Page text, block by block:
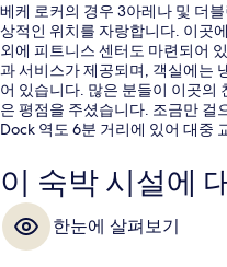
베케 로커의 경우 3아레나 및 더
상적인 위치를 자랑합니다. 이곳
외에 피트니스 센터도 마련되어
과 서비스가 제공되며, 객실에는
어 있습니다. 많은 분들이 이곳의
은 평점을 주셨습니다. 조금만 걸
Dock 역도 6분 거리에 있어 대중
이 숙박 시설에
한눈에 살펴보기